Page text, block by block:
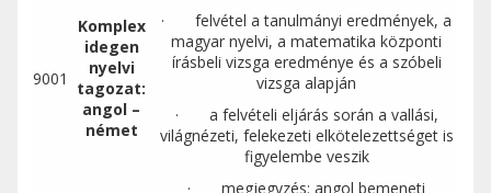
9001
Komplex
idegen
nyelvi
tagozat:
angol –
német
· felvétel a tanulmányi eredmények, a
magyar nyelvi, a matematika központi
írásbeli vizsga eredménye és a szóbeli
vizsga alapján
· a felvételi eljárás során a vallási,
világnézeti, felekezeti elkötelezettséget is
figyelembe veszik
· megjegyzés: angol bemeneti